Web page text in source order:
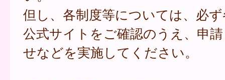
但し、各制度等については、必
公式サイトをご確認のうえ、申
せなどを実施してください。